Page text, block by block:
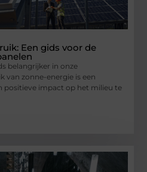
Een gids voor de
belangrijker in onze
van zonne-energie is een
positieve impact op het milieu te